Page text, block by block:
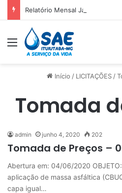
Relatório Mensal Janeiro –
Menu
Início / LICITAÇÕES /
Tomada
admin junho 4, 2020 202
Tomada de Preços –
Abertura em: 04/06/2020
aplicação de massa asfáltica
capa igual…